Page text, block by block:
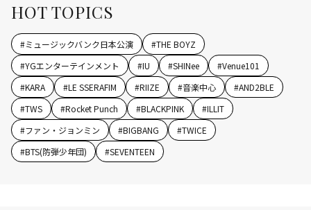
HOT TOPICS
#ミュージックバンク日本公演 #THE BOYZ
#YGエンターテインメント #IU #SHINee #Venue101
#KARA #LE SSERAFIM #RIIZE #音楽中心 #AND2BLE
#TWS #Rocket Punch #BLACKPINK #ILLIT
#ファン・ジョンミン #BIGBANG #TWICE
#BTS(防弾少年団) #SEVENTEEN